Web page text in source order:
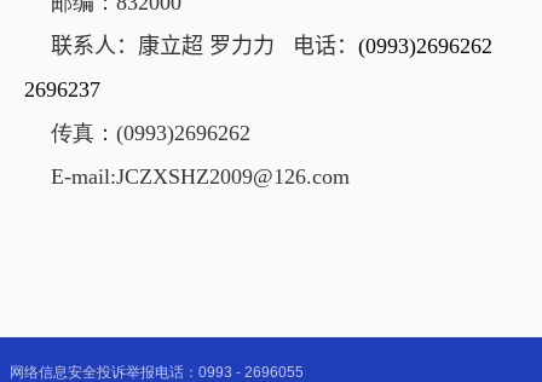
联系人 ： 康立超 罗力力 电话： (0993)2696262
2696237
传真： (0993)2696262
E-mail:JCZXSHZ2009@126.com
网络信息安全投诉举报电话：0993 - 2696055